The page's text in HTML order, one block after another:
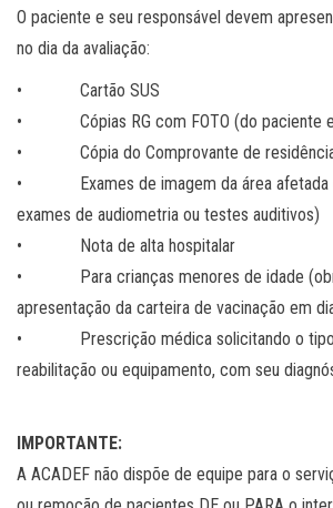
O paciente e seu responsável devem
no dia da avaliação:
• Cartão SUS
• Cópias RG com FOTO (do paciente e
• Cópia do Comprovante de
• Exames de imagem da área afetada
exames de audiometria ou testes auditivos)
• Nota de alta hospitalar
• Para crianças menores de idade
apresentação da carteira de vacinação em
• Prescrição médica solicitando o tipo
reabilitação ou equipamento, com seu
IMPORTANTE:
A ACADEF não dispõe de equipe para o